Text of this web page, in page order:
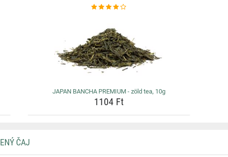
JAPAN BANCHA PREMIUM - zöld tea, 10g
1104 Ft
ČAJ